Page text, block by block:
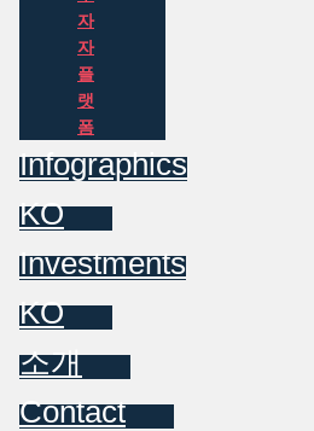
자
자
플
랫
폼
Infographics
KO
Investments
KO
소개
Contact